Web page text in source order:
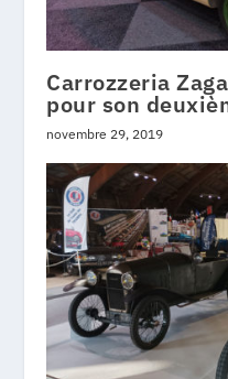
Carrozzeria
pour son
novembre 29, 2019